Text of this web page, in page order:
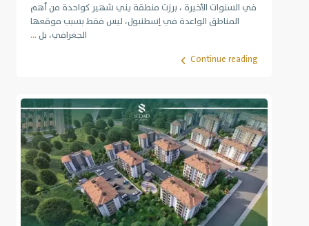
في السنوات الأخيرة ، برزت منطقة يني شهير كواحدة من أهم
المناطق الواعدة في إسطنبول، ليس فقط بسبب موقعها
الجغرافي، بل...
Continue reading